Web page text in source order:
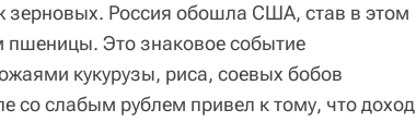
зерновых. Россия обошла США, став в этом
пшеницы. Это знаковое событие
кукурузы, риса, соевых бобов
со слабым рублем привел к тому, что доход